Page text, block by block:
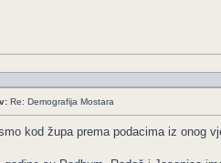
Re: Demografija Mostara
kod župa prema podacima iz onog